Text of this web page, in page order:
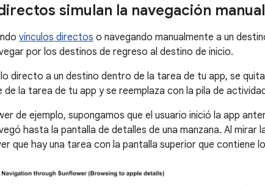
simulan la navegación manual
vínculos directos o navegando manualmente a un
por los destinos de regreso al destino de inicio.
directo a un destino dentro de la tarea de tu app, se
la tarea de tu app y se reemplaza con la pila de
de ejemplo, supongamos que el usuario inició la app
hasta la pantalla de detalles de una manzana. Al mirar
que hay una tarea con la pantalla superior que contiene